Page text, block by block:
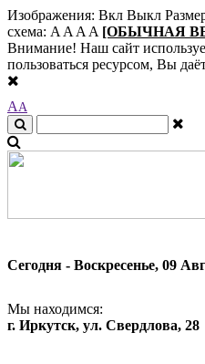
Изображения: Вкл Выкл
схема: A A A A [ОБЫЧНАЯ
Внимание! Наш сайт
пользоваться ресурсом, Вы
AA
Сегодня - Воскресенье, 09
Мы находимся:
г. Иркутск, ул. Свердлова, 28